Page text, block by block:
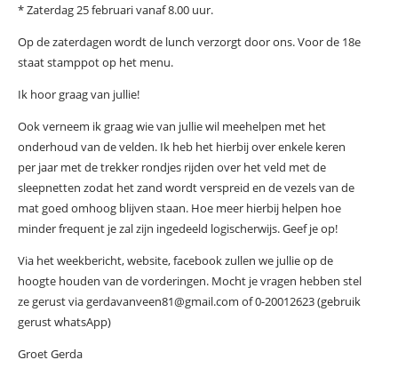
* Zaterdag 25 februari vanaf 8.00 uur.
Op de zaterdagen wordt de lunch verzorgt door ons. Voor de 18e
staat stamppot op het menu.
Ik hoor graag van jullie!
Ook verneem ik graag wie van jullie wil meehelpen met het
onderhoud van de velden. Ik heb het hierbij over enkele keren
per jaar met de trekker rondjes rijden over het veld met de
sleepnetten zodat het zand wordt verspreid en de vezels van de
mat goed omhoog blijven staan. Hoe meer hierbij helpen hoe
minder frequent je zal zijn ingedeeld logischerwijs. Geef je op!
Via het weekbericht, website, facebook zullen we jullie op de
hoogte houden van de vorderingen. Mocht je vragen hebben stel
ze gerust via gerdavanveen81@gmail.com of 0-20012623 (gebruik
gerust whatsApp)
Groet Gerda